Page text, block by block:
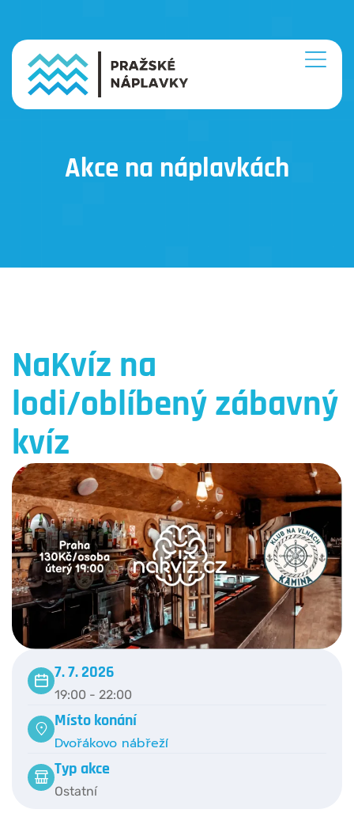
Akce na náplavkách
NaKvíz na
lodi/oblíbený zábavný
kvíz
7. 7. 2026
19:00 - 22:00
Místo konání
Dvořákovo nábřeží
Typ akce
Ostatní